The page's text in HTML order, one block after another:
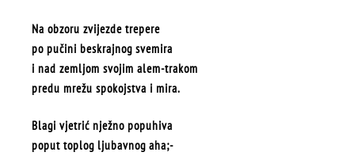
Na obzoru zvijezde trepere
po pučini beskrajnog svemira
i nad zemljom svojim alem-trakom
predu mrežu spokojstva i mira.
Blagi vjetrić nježno popuhiva
poput toplog ljubavnog aha;-